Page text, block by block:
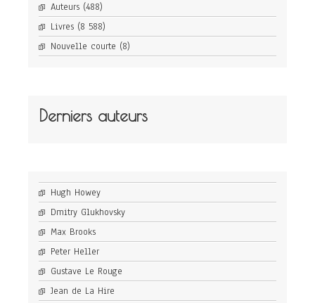
Auteurs (488)
Livres (8 588)
Nouvelle courte (8)
Derniers auteurs
Hugh Howey
Dmitry Glukhovsky
Max Brooks
Peter Heller
Gustave Le Rouge
Jean de La Hire